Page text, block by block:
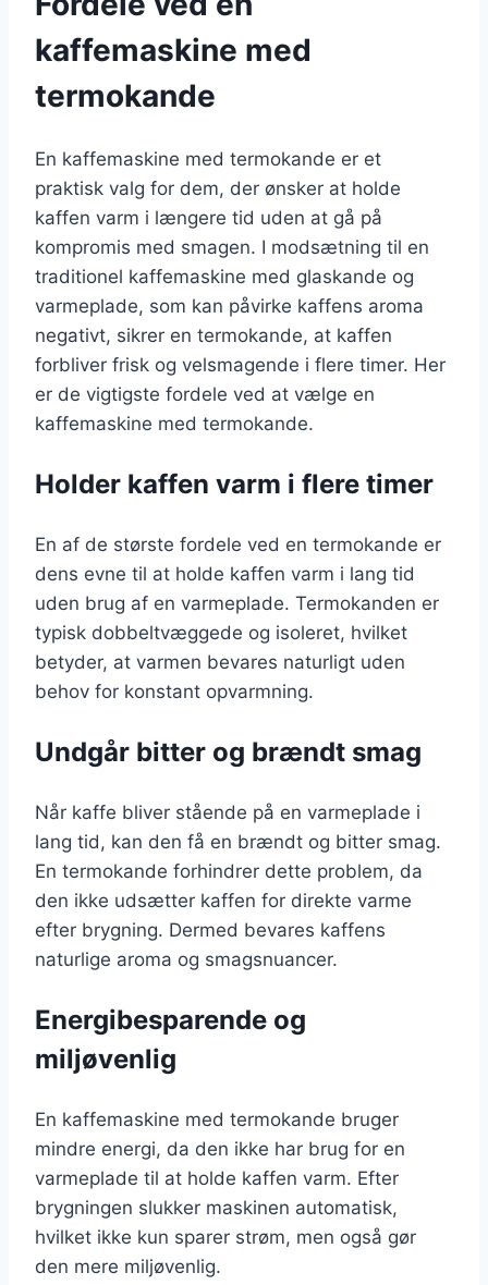
kaffemaskine med
termokande
En kaffemaskine med termokande er et
praktisk valg for dem, der ønsker at holde
kaffen varm i længere tid uden at gå på
kompromis med smagen. I modsætning til en
traditionel kaffemaskine med glaskande og
varmeplade, som kan påvirke kaffens aroma
negativt, sikrer en termokande, at kaffen
forbliver frisk og velsmagende i flere timer. Her
er de vigtigste fordele ved at vælge en
kaffemaskine med termokande.
Holder kaffen varm i flere timer
En af de største fordele ved en termokande er
dens evne til at holde kaffen varm i lang tid
uden brug af en varmeplade. Termokanden er
typisk dobbeltvæggede og isoleret, hvilket
betyder, at varmen bevares naturligt uden
behov for konstant opvarmning.
Undgår bitter og brændt smag
Når kaffe bliver stående på en varmeplade i
lang tid, kan den få en brændt og bitter smag.
En termokande forhindrer dette problem, da
den ikke udsætter kaffen for direkte varme
efter brygning. Dermed bevares kaffens
naturlige aroma og smagsnuancer.
Energibesparende og
miljøvenlig
En kaffemaskine med termokande bruger
mindre energi, da den ikke har brug for en
varmeplade til at holde kaffen varm. Efter
brygningen slukker maskinen automatisk,
hvilket ikke kun sparer strøm, men også gør
den mere miljøvenlig.